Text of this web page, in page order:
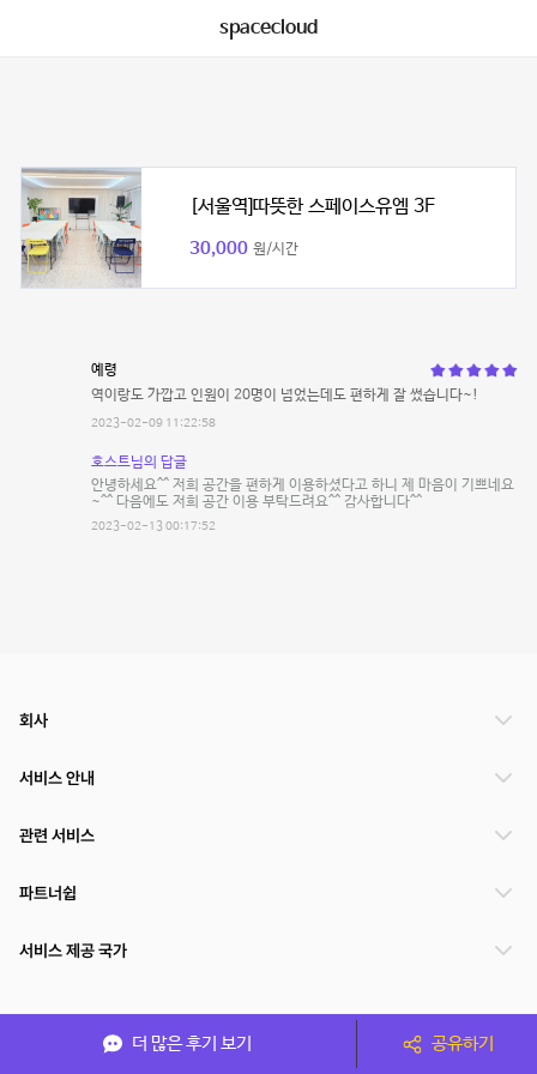
spacecloud
[서울역]따뜻한 스페이스유엠 3F
30,000 원/시간
예령
역이랑도 가깝고 인원이 20명이 넘었는데도 편하게 잘 썼습니다~!
2023-02-09 11:22:58
호스트님의 답글
안녕하세요^^ 저희 공간을 편하게 이용하셨다고 하니 제 마음이 기쁘네요
~^^ 다음에도 저희 공간 이용 부탁드려요^^ 감사합니다^^
2023-02-13 00:17:52
더 많은 후기 보기 공유하기
회사
서비스 안내
관련 서비스
파트너쉽
서비스 제공 국가
(주)NSPACE 사업자정보